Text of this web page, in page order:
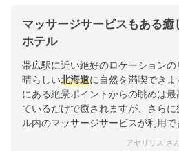
マッサージサービスもある癒
ホテル
帯広駅に近い絶好のロケーション
晴らしい北海道に自然を満喫でき
にある絶景ポイントからの眺めは
ているだけで癒されますが、さら
ル内のマッサージサービスが利用で
アヤリリス さ